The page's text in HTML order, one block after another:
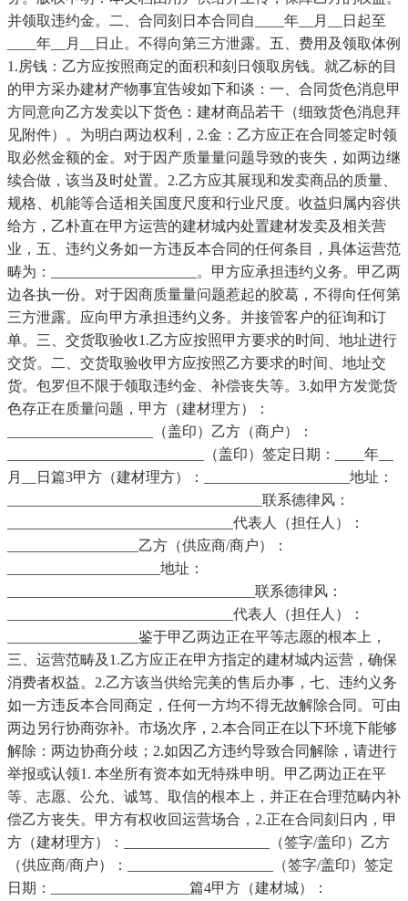
并领取违约金。二、合同刻日本合同自____年__月__日起至
____年__月__日止。不得向第三方泄露。五、费用及领取体例
1.房钱：乙方应按照商定的面积和刻日领取房钱。就乙标的目
的甲方采办建材产物事宜告竣如下和谈：一、合同货色消息甲
方同意向乙方发卖以下货色：建材商品若干（细致货色消息拜
见附件）。为明白两边权利，2.金：乙方应正在合同签定时领
取必然金额的金。对于因产质量量问题导致的丧失，如两边继
续合做，该当及时处置。2.乙方应其展现和发卖商品的质量、
规格、机能等合适相关国度尺度和行业尺度。收益归属内容供
给方，乙朴直在甲方运营的建材城内处置建材发卖及相关营
业，五、违约义务如一方违反本合同的任何条目，具体运营范
畴为：____________________。甲方应承担违约义务。甲乙两
边各执一份。对于因商质量量问题惹起的胶葛，不得向任何第
三方泄露。应向甲方承担违约义务。并接管客户的征询和订
单。三、交货取验收1.乙方应按照甲方要求的时间、地址进行
交货。二、交货取验收甲方应按照乙方要求的时间、地址交
货。包罗但不限于领取违约金、补偿丧失等。3.如甲方发觉货
色存正在质量问题，甲方（建材理方）：
____________________（盖印）乙方（商户）：
___________________________（盖印）签定日期：____年__
月__日篇3甲方（建材理方）：____________________地址：
___________________________________联系德律风：
_______________________________代表人（担任人）：
__________________乙方（供应商/商户）：
_____________________地址：
__________________________________联系德律风：
_______________________________代表人（担任人）：
__________________鉴于甲乙两边正在平等志愿的根本上，
三、运营范畴及1.乙方应正在甲方指定的建材城内运营，确保
消费者权益。2.乙方该当供给完美的售后办事，七、违约义务
如一方违反本合同商定，任何一方均不得无故解除合同。可由
两边另行协商弥补。市场次序，2.本合同正在以下环境下能够
解除：两边协商分歧；2.如因乙方违约导致合同解除，请进行
举报或认领1. 本坐所有资本如无特殊申明。甲乙两边正在平
等、志愿、公允、诚笃、取信的根本上，并正在合理范畴内补
偿乙方丧失。甲方有权收回运营场合，2.正在合同刻日内，甲
方（建材理方）：____________________（签字/盖印）乙方
（供应商/商户）：____________________（签字/盖印）签定
日期：___________________篇4甲方（建材城）：